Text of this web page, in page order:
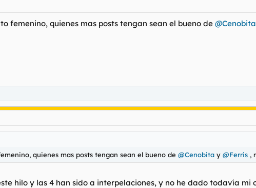
femenino, quienes mas posts tengan sean el bueno de @Cenobita
quienes mas posts tengan sean el bueno de @Cenobita y @Ferris ,
hilo y las 4 han sido a interpelaciones, y no he dado todavía mi